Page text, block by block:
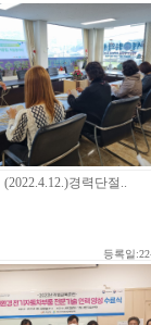
(2022.4.12.)경력단절..
등록일